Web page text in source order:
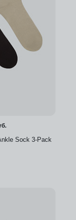
Sock 3-Pack